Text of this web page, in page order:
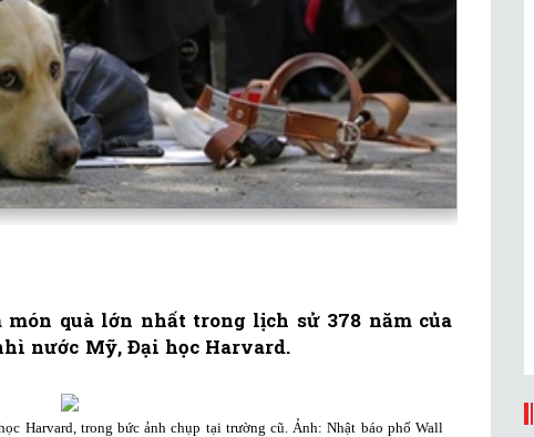
quà lớn nhất trong lịch sử 378 năm của
nước Mỹ, Đại học Harvard.
Harvard, trong bức ảnh chụp tại trường cũ. Ảnh: Nhật báo phố Wall